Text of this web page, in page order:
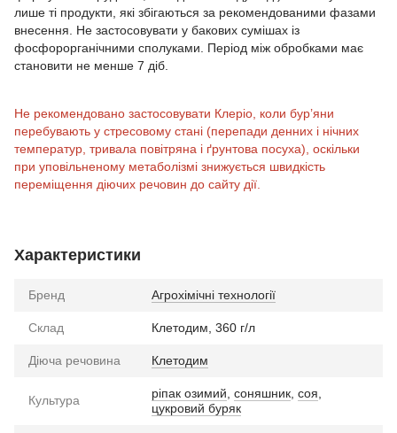
лише ті продукти, які збігаються за рекомендованими фазами
внесення. Не застосовувати у бакових сумішах із
фосфорорганічними сполуками. Період між обробками має
становити не менше 7 діб.
Не рекомендовано застосовувати Клеріо, коли бур’яни
перебувають у стресовому стані (перепади денних і нічних
температур, тривала повітряна і ґрунтова посуха), оскільки
при уповільненому метаболізмі знижується швидкість
переміщення діючих речовин до сайту дії.
Характеристики
Бренд Агрохімічні технології
Склад Клетодим, 360 г/л
Діюча речовина Клетодим
Культура ріпак озимий соняшник соя
цукровий буряк